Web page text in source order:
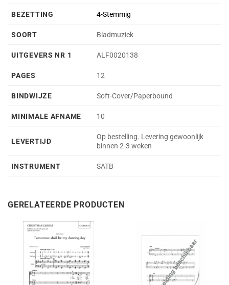
BEZETTING 4-Stemmig
SOORT Bladmuziek
UITGEVERS NR 1 ALF0020138
PAGES 12
BINDWIJZE Soft-Cover/Paperbound
MINIMALE AFNAME 10
LEVERTIJD
Op bestelling. Levering gewoonlijk
binnen 2-3 weken
INSTRUMENT SATB
GERELATEERDE PRODUCTEN